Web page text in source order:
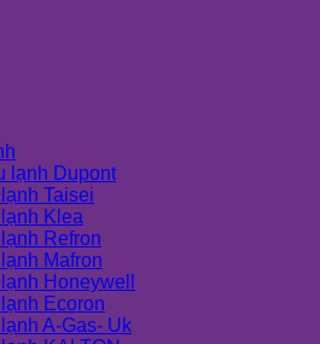
lạnh Dupont
Taisei
Klea
Refron
Mafron
Honeywell
Ecoron
A-Gas- Uk